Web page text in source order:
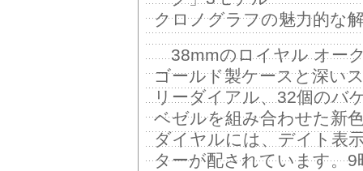
クロノグラフの魅力的な
38mmのロイヤル オー
ゴールド製ケースと深い
リーダイアル、32個のバ
ベゼルを組み合わせた新
ダイヤルには、デイト表
ターが配されています。